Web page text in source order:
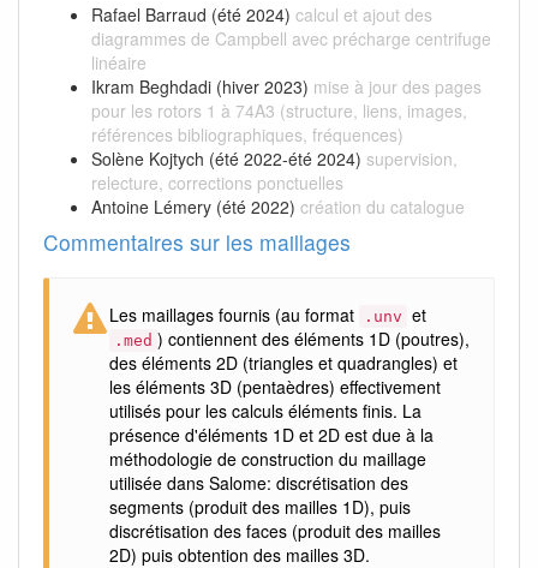
Rafael Barraud (été 2024) calcul et ajout des
diagrammes de Campbell avec précharge centrifuge
linéaire
Ikram Beghdadi (hiver 2023) mise à jour des pages
pour les rotors 1 à 74A3 (structure, liens, images,
références bibliographiques, fréquences)
Solène Kojtych (été 2022-été 2024) supervision,
relecture, corrections ponctuelles
Antoine Lémery (été 2022) création du catalogue
Commentaires sur les maillages
Les maillages fournis (au format .unv et
.med ) contiennent des éléments 1D (poutres),
des éléments 2D (triangles et quadrangles) et
les éléments 3D (pentaèdres) effectivement
utilisés pour les calculs éléments finis. La
présence d'éléments 1D et 2D est due à la
méthodologie de construction du maillage
utilisée dans Salome: discrétisation des
segments (produit des mailles 1D), puis
discrétisation des faces (produit des mailles
2D) puis obtention des mailles 3D.